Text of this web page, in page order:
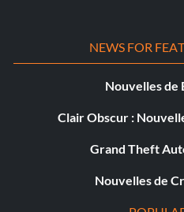
NEWS FOR
Nouvelles de
Clair Obscur :
Grand Theft
Nouvelles de